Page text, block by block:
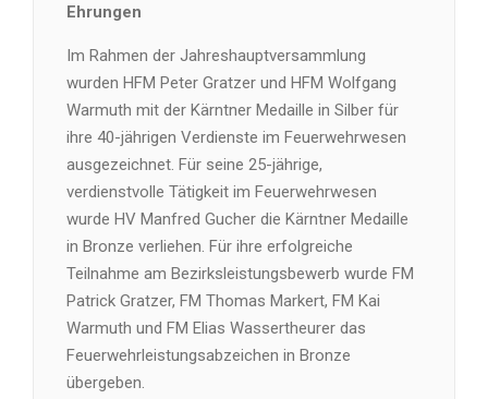
Ehrungen
Im Rahmen der Jahreshauptversammlung
wurden HFM Peter Gratzer und HFM Wolfgang
Warmuth mit der Kärntner Medaille in Silber für
ihre 40-jährigen Verdienste im Feuerwehrwesen
ausgezeichnet. Für seine 25-jährige,
verdienstvolle Tätigkeit im Feuerwehrwesen
wurde HV Manfred Gucher die Kärntner Medaille
in Bronze verliehen. Für ihre erfolgreiche
Teilnahme am Bezirksleistungsbewerb wurde FM
Patrick Gratzer, FM Thomas Markert, FM Kai
Warmuth und FM Elias Wassertheurer das
Feuerwehrleistungsabzeichen in Bronze
übergeben.